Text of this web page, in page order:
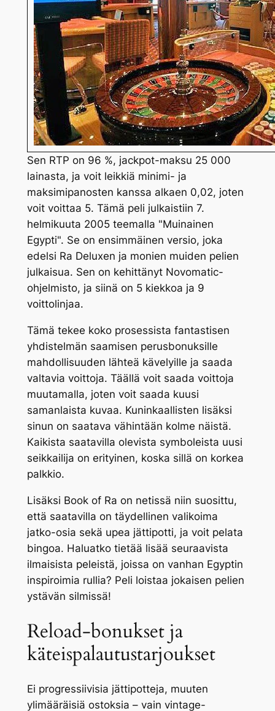
Sen RTP on 96 %, jackpot-maksu 25 000
lainasta, ja voit leikkiä minimi- ja
maksimipanosten kanssa alkaen 0,02, joten
voit voittaa 5. Tämä peli julkaistiin 7.
helmikuuta 2005 teemalla "Muinainen
Egypti". Se on ensimmäinen versio, joka
edelsi Ra Deluxen ja monien muiden pelien
julkaisua. Sen on kehittänyt Novomatic-
ohjelmisto, ja siinä on 5 kiekkoa ja 9
voittolinjaa.
Tämä tekee koko prosessista fantastisen
yhdistelmän saamisen perusbonuksille
mahdollisuuden lähteä kävelyille ja saada
valtavia voittoja. Täällä voit saada voittoja
muutamalla, joten voit saada kuusi
samanlaista kuvaa. Kuninkaallisten lisäksi
sinun on saatava vähintään kolme näistä.
Kaikista saatavilla olevista symboleista uusi
seikkailija on erityinen, koska sillä on korkea
palkkio.
Lisäksi Book of Ra on netissä niin suosittu,
että saatavilla on täydellinen valikoima
jatko-osia sekä upea jättipotti, ja voit pelata
bingoa. Haluatko tietää lisää seuraavista
ilmaisista peleistä, joissa on vanhan Egyptin
inspiroimia rullia? Peli loistaa jokaisen pelien
ystävän silmissä!
Reload-bonukset ja
käteispalautustarjoukset
Ei progressiivisia jättipotteja, muuten
ylimääräisiä ostoksia – vain vintage-